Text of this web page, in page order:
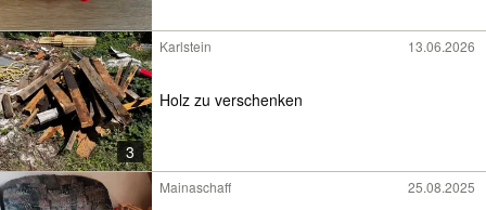
3
Karlstein 13.06.2026
Holz zu verschenken
Mainaschaff 25.08.2025